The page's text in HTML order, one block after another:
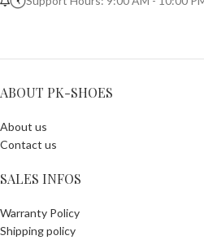
ABOUT PK-SHOES
About us
Contact us
SALES INFOS
Warranty Policy
Shipping policy